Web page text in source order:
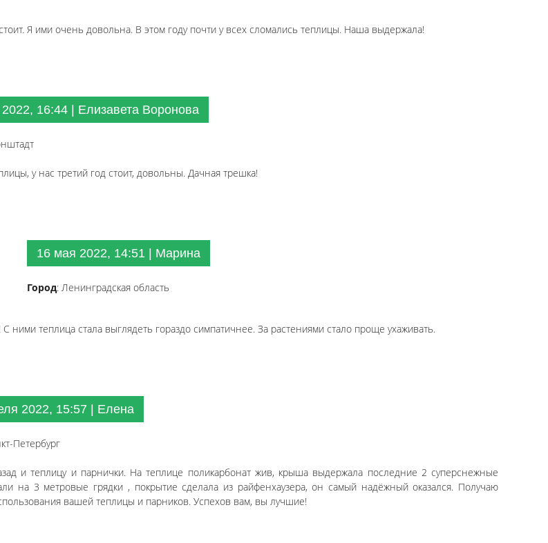
Я ими очень довольна. В этом году почти у всех сломались теплицы. Наша выдержала!
16:44 | Елизавета Воронова
у нас третий год стоит, довольны. Дачная трешка!
16 мая 2022, 14:51 | Марина
Город: Ленинградская область
ними теплица стала выглядеть гораздо симпатичнее. За растениями стало проще ухаживать.
2022, 15:57 | Елена
Петербург
и теплицу и парнички. На теплице поликарбонат жив, крыша выдержала последние 2 суперснежные
на 3 метровые грядки , покрытие сделала из райфенхаузера, он самый надёжный оказался. Получаю
вашей теплицы и парников. Успехов вам, вы лучшие!